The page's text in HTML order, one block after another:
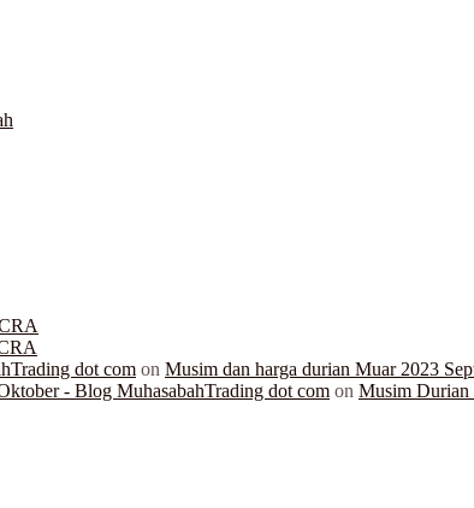
dot com on Musim dan harga durian Muar 2023
- Blog MuhasabahTrading dot com on Musim Durian